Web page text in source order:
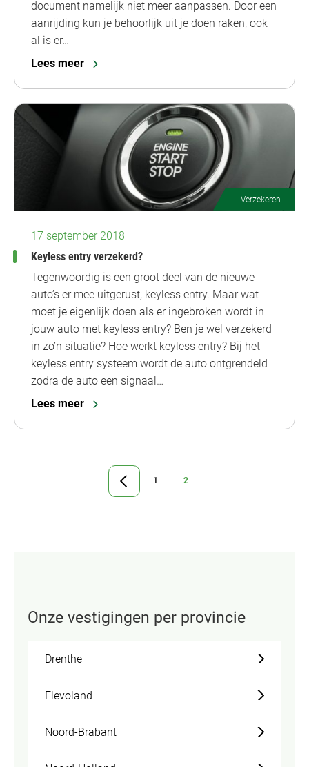
document namelijk niet meer aanpassen. Door een
aanrijding kun je behoorlijk uit je doen raken, ook
al is er…
Lees meer
Verzekeren
17 september 2018
Keyless entry verzekerd?
Tegenwoordig is een groot deel van de nieuwe
auto’s er mee uitgerust; keyless entry. Maar wat
moet je eigenlijk doen als er ingebroken wordt in
jouw auto met keyless entry? Ben je wel verzekerd
in zo’n situatie? Hoe werkt keyless entry? Bij het
keyless entry systeem wordt de auto ontgrendeld
zodra de auto een signaal…
Lees meer
Ga
naar
Ga
1
Ga
2
Onze vestigingen per provincie
Drenthe
Flevoland
Noord-Brabant